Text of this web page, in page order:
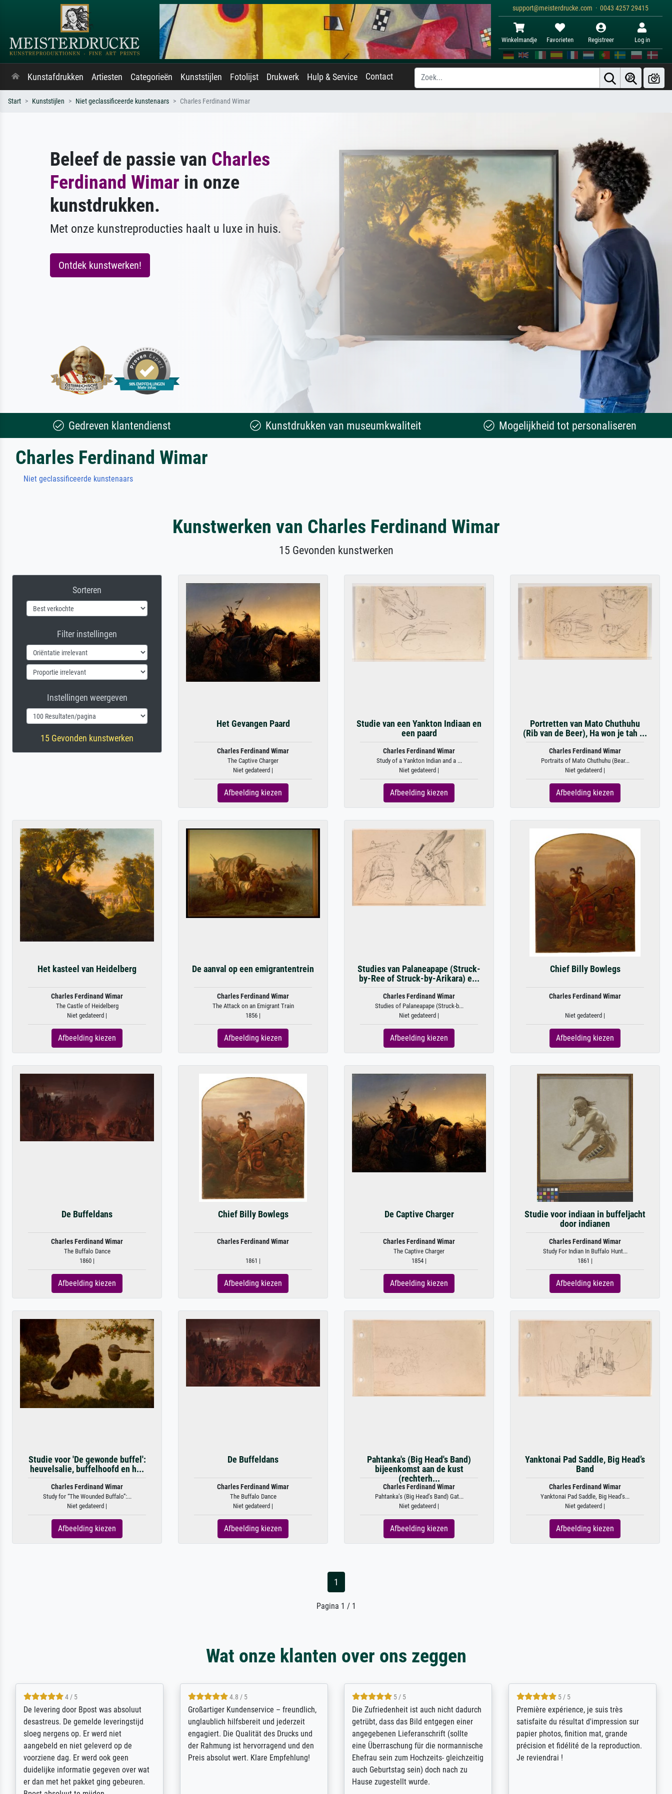
support@meisterdrucke.com · 0043 4257 29415
Winkelmandje Favorieten Registreer Log in
Kunstafdrukken Artiesten Categorieën Kunststijlen Fotolijst Drukwerk Hulp & Service Contact
Start Kunststijlen Niet geclassificeerde kunstenaars Charles Ferdinand Wimar
Beleef de passie van Charles
Ferdinand Wimar in onze
kunstdrukken.
Met onze kunstreproducties haalt u luxe in huis.
Ontdek kunstwerken!
Gedreven klantendienst Kunstdrukken van museumkwaliteit Mogelijkheid tot personaliseren
Charles Ferdinand Wimar
Niet geclassificeerde kunstenaars
Kunstwerken van Charles Ferdinand Wimar
15 Gevonden kunstwerken
Sorteren
Filter instellingen
Instellingen weergeven
15 Gevonden kunstwerken
Het Gevangen Paard
Charles Ferdinand Wimar
The Captive Charger
Niet gedateerd |
Afbeelding kiezen
Studie van een Yankton Indiaan en
een paard
Charles Ferdinand Wimar
Study of a Yankton Indian and a ...
Niet gedateerd |
Afbeelding kiezen
Portretten van Mato Chuthuhu
(Rib van de Beer), Ha won je tah ...
Charles Ferdinand Wimar
Portraits of Mato Chuthuhu (Bear...
Niet gedateerd |
Afbeelding kiezen
Het kasteel van Heidelberg
Charles Ferdinand Wimar
The Castle of Heidelberg
Niet gedateerd |
Afbeelding kiezen
De aanval op een emigrantentrein
Charles Ferdinand Wimar
The Attack on an Emigrant Train
1856 |
Afbeelding kiezen
Studies van Palaneapape (Struck-
by-Ree of Struck-by-Arikara) e...
Charles Ferdinand Wimar
Studies of Palaneapape (Struck-b...
Niet gedateerd |
Afbeelding kiezen
Chief Billy Bowlegs
Charles Ferdinand Wimar
Niet gedateerd |
Afbeelding kiezen
De Buffeldans
Charles Ferdinand Wimar
The Buffalo Dance
1860 |
Afbeelding kiezen
Chief Billy Bowlegs
Charles Ferdinand Wimar
1861 |
Afbeelding kiezen
De Captive Charger
Charles Ferdinand Wimar
The Captive Charger
1854 |
Afbeelding kiezen
Studie voor indiaan in buffeljacht
door indianen
Charles Ferdinand Wimar
Study For Indian In Buffalo Hunt...
1861 |
Afbeelding kiezen
Studie voor 'De gewonde buffel':
heuvelsalie, buffelhoofd en h...
Charles Ferdinand Wimar
Study for “The Wounded Buffalo”:...
Niet gedateerd |
Afbeelding kiezen
De Buffeldans
Charles Ferdinand Wimar
The Buffalo Dance
Niet gedateerd |
Afbeelding kiezen
Pahtanka's (Big Head's Band)
bijeenkomst aan de kust
(rechterh...
Charles Ferdinand Wimar
Pahtanka’s (Big Head’s Band) Gat...
Niet gedateerd |
Afbeelding kiezen
Yanktonai Pad Saddle, Big Head’s
Band
Charles Ferdinand Wimar
Yanktonai Pad Saddle, Big Head’s...
Niet gedateerd |
Afbeelding kiezen
1
Pagina 1 / 1
Wat onze klanten over ons zeggen
5 / 5
Sehr gute Qualität des Leinwanddrucks
und des Rahmens! Unser Bild wurde
sehr sorgfältig und sicher verpackt, so
dass es unbeschadet bei uns ankam. Es
wird nicht unser letzter Meisterdruck
sein. Vielen Dank!
5 / 5
Für ein Erinnerungsbuch mit der
Feldpost meines Großvaters aus dem 1.
Weltkrieg benötigte ich ein
ausdrucksvolles Bild. Das habe ich bei
Ihnen gefunden. Bei der Auswahl der
4.8 / 5
Hervorragende Qualität. Man kann sich
vieles anpassen lassen, wie z.B.:
Randentfernung, Farbe, Helligkeit,
Kontrast und Weiteres. Sehr freundliche
Kontaktperson per Mail. Das Bild (ein
Kunstdruck) wurde sehr gut verpackt -
sehr starke Papprolle mit Plastikdeckeln
4.8 / 5
Qualité absolument irréprochable.
Extraordinaire diversité des thèmes
abordés et personnalisation des
demandes (recadrage, réajustement des
couleurs). Relation clientèle parfaite.